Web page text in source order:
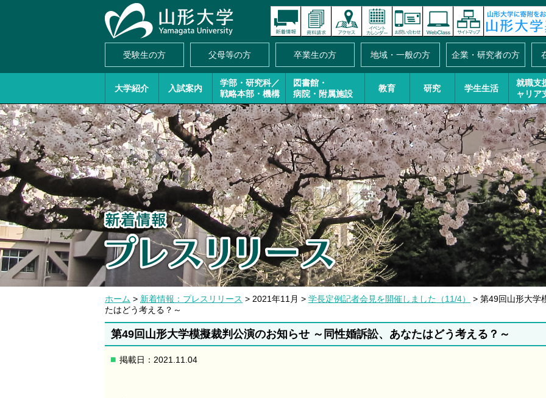
受験生の方 父母等の方 卒業生の方 地域・一般の方 企業・研究者の方
大学紹介 入試案内
学部・研究科／
戦略本部・機構
図書館・
病院・附属施設
教育 研究 学生生活
就職支
ャリア
ホーム > 新着情報：プレスリリース > 2021年11月 > 学長定例記者会見を開催しました（11/4）
> 第49回山形大学
たはどう考える？～
第49回山形大学模擬裁判公演のお知らせ ～同性婚訴訟、あなたはどう考える？～
掲載日：2021.11.04